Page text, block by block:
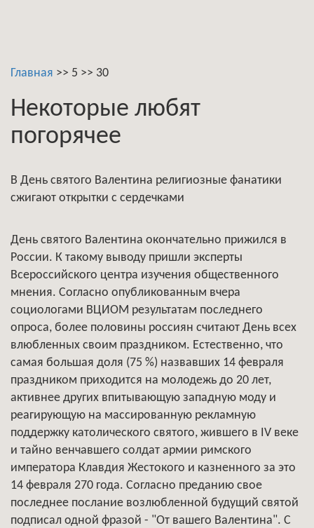
Главная >> 5 >> 30
Некоторые любят
погорячее
В День святого Валентина религиозные фанатики
сжигают открытки с сердечками
День святого Валентина окончательно прижился в
России. К такому выводу пришли эксперты
Всероссийского центра изучения общественного
мнения. Согласно опубликованным вчера
социологами ВЦИОМ результатам последнего
опроса, более половины россиян считают День всех
влюбленных своим праздником. Естественно, что
самая большая доля (75 %) назвавших 14 февраля
праздником приходится на молодежь до 20 лет,
активнее других впитывающую западную моду и
реагирующую на массированную рекламную
поддержку католического святого, жившего в IV веке
и тайно венчавшего солдат армии римского
императора Клавдия Жестокого и казненного за это
14 февраля 270 года. Согласно преданию свое
последнее послание возлюбленной будущий святой
подписал одной фразой - "От вашего Валентина". С